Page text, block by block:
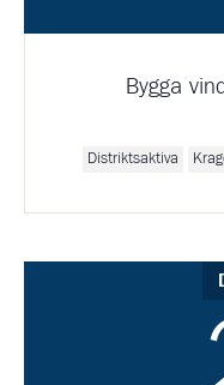
Bygga
Distriktsaktiva